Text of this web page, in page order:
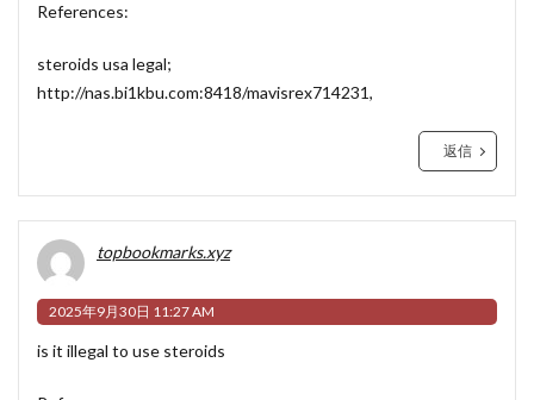
References:
steroids usa legal;
http://nas.bi1kbu.com:8418/mavisrex714231,
返信
topbookmarks.xyz
2025年9月30日 11:27 AM
is it illegal to use steroids